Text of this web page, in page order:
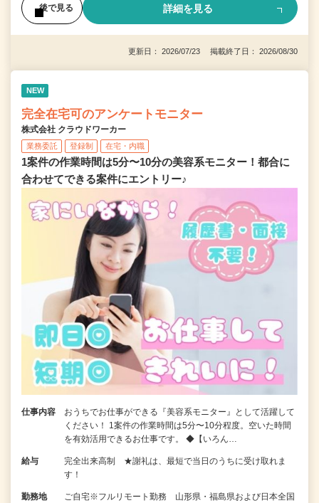
後で見る 詳細を見る
更新日： 2026/07/23 掲載終了日： 2026/08/30
NEW
完全在宅可のアンケートモニター
株式会社 クラウドワーカー
業務委託 登録制 在宅・内職
1案件の作業時間は5分〜10分の美容系モニター！都合に
合わせてできる案件にエントリー♪
仕事内容
おうちでお仕事ができる『美容系モニター』として活躍して
ください！ 1案件の作業時間は5分〜10分程度。空いた時間
を有効活用できるお仕事です。 ◆【いろん…
給与
完全出来高制 ★謝礼は、最短で当日のうちに受け取れま
す！
勤務地
ご自宅※フルリモート勤務 山形県・福島県および日本全国